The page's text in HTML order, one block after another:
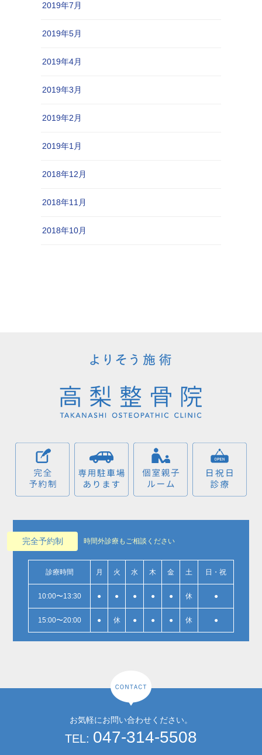
2019年7月
2019年5月
2019年4月
2019年3月
2019年2月
2019年1月
2018年12月
2018年11月
2018年10月
完全予約制 時間外診療もご相談ください
診療時間 月 火 水 木 金 土 日・祝
10:00〜13:30 ● ● ● ● ● 休 ●
15:00〜20:00 ● 休 ● ● ● 休 ●
お気軽にお問い合わせください。
TEL: 047-314-5508